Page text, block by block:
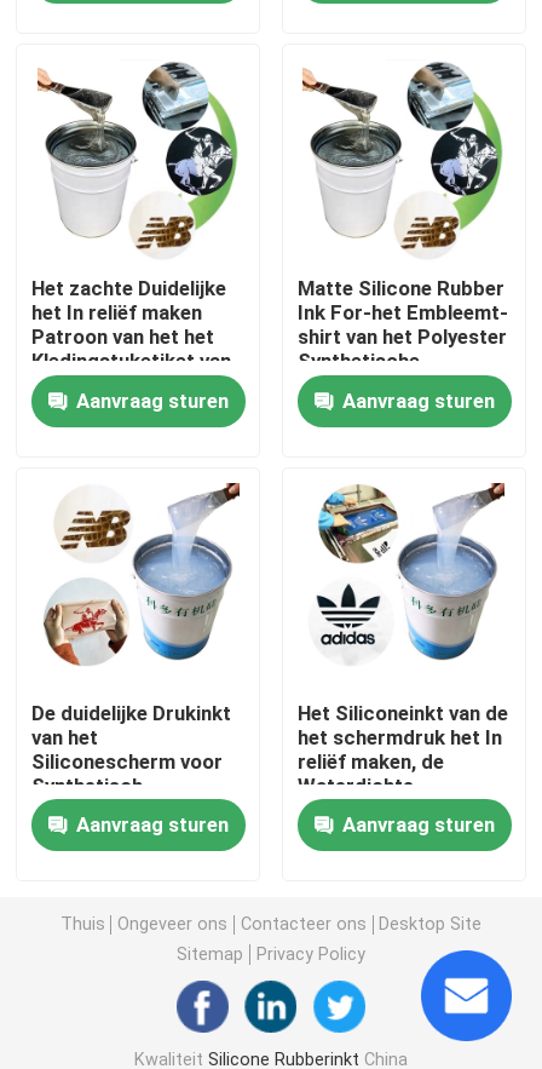
Kwaliteitscontrole
Contacteer ons
Verzoek om een Citaat
Silicone Rubberinkt
In reliëf makende Siliconeinkt
Vloeibaar Vormend Silicone
Sokkensilicone
De Drukinkt van de hitteoverdracht
Silicone Gebaseerde Deklaag
Elektrisch Geleidend Siliconerubber
Het zachte Duidelijke
het In reliëf maken
Patroon van het het
Kledingstuketiket van
de Inktscheur Bestand
Aanvraag sturen
Matte Silicone Rubber
Ink For-het Embleemt-
shirt van het Polyester
Synthetische
Kledingstuk
Aanvraag sturen
De duidelijke Drukinkt
van het
Siliconescherm voor
Synthetisch
Kledingstuk 35
HardheidAanvraag sturen
Het Siliconeinkt van de
het schermdruk het In
reliëf maken, de
Waterdichte
Vriendschappelijke
Inkt van Eco
Aanvraag sturen
Thuis Ongeveer ons Contacteer ons
Desktop Site
Sitemap
Privacy Policy
Kwaliteit Silicone Rubberinkt China